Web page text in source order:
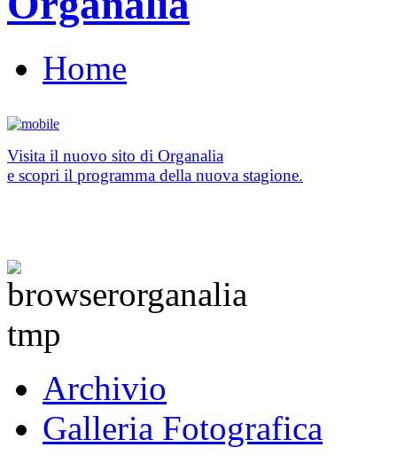
Home
Visita il nuovo sito di Organalia
e scopri il programma della nuova stagione.
Archivio
Galleria Fotografica